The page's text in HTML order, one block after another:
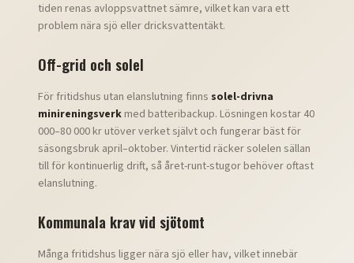
tiden renas avloppsvattnet sämre, vilket kan vara ett
problem nära sjö eller dricksvattentäkt.
Off-grid och solel
För fritidshus utan elanslutning finns solel-drivna
minireningsverk med batteribackup. Lösningen kostar 40
000–80 000 kr utöver verket självt och fungerar bäst för
säsongsbruk april–oktober. Vintertid räcker solelen sällan
till för kontinuerlig drift, så året-runt-stugor behöver oftast
elanslutning.
Kommunala krav vid sjötomt
Många fritidshus ligger nära sjö eller hav, vilket innebär